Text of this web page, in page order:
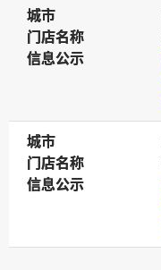
城市
城市
门店名称
门店名称
信息公示
信息公示
城市
城市
门店名称
门店名称
信息公示
信息公示